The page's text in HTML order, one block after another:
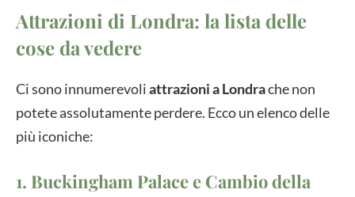
Attrazioni di Londra: la lista delle
cose da vedere
Ci sono innumerevoliattrazioni a Londrache non
potete assolutamente perdere. Ecco un elenco delle
più iconiche:
1. Buckingham Palace e Cambio della